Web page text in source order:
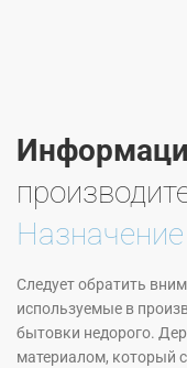
Следует обратить
используемые в
бытовки недорого.
материалом, который